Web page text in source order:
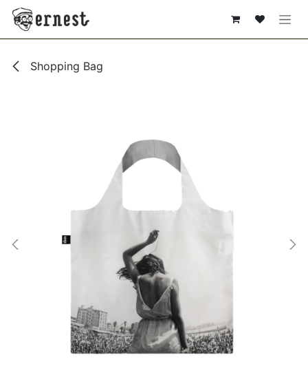
SE RENDRE AU CONTENU
Shopping Bag